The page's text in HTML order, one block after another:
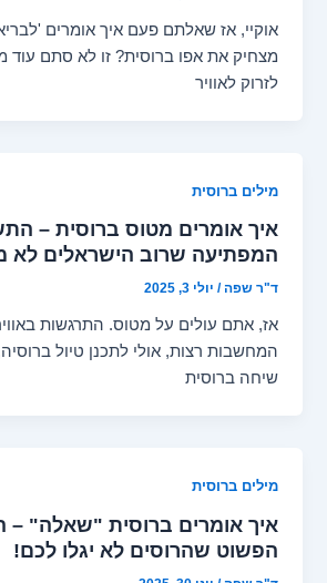
אוקיי, אז שאלתם פעם איך אומרים
מצחיק את אפו ברוסית? זו לא סתם
לזרוק לאוויר
מילים ברוסית
איך אומרים מטוס ברוסית –
המפתיעה שרוב הישראלים לא
ד"ר שפה/ יולי 3, 2025
אז, אתם עולים על מטוס. התרגשות
המחשבות רצות, אולי לתכנן טיול
שיחה ברוסית
מילים ברוסית
איך אומרים ברוסית "שאלה" –
הפשוט שהרוסים לא יגלו לכם!